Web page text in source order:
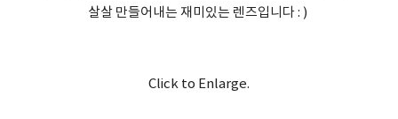
살살 만들어내는 재미있는 렌즈입니다 : )
Click to Enlarge.